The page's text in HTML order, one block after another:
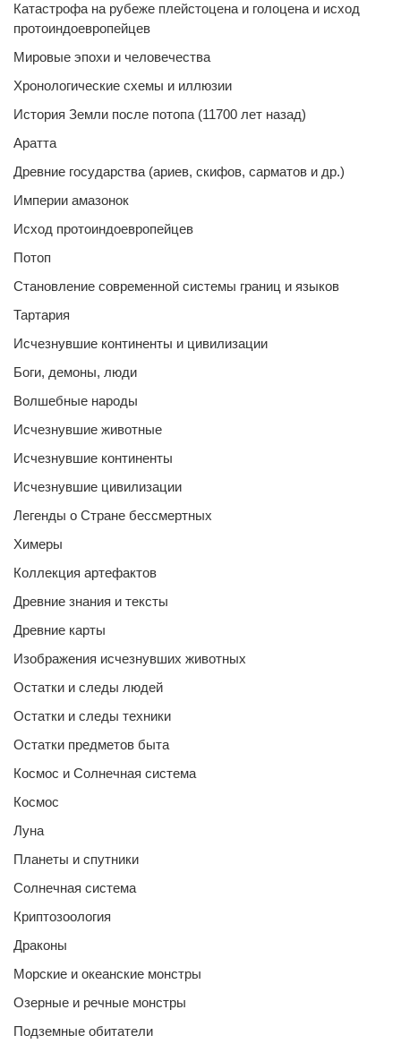
Катастрофа на рубеже плейстоцена и голоцена и исход
протоиндоевропейцев
Мировые эпохи и человечества
Хронологические схемы и иллюзии
История Земли после потопа (11700 лет назад)
Аратта
Древние государства (ариев, скифов, сарматов и др.)
Империи амазонок
Исход протоиндоевропейцев
Потоп
Становление современной системы границ и языков
Тартария
Исчезнувшие континенты и цивилизации
Боги, демоны, люди
Волшебные народы
Исчезнувшие животные
Исчезнувшие континенты
Исчезнувшие цивилизации
Легенды о Стране бессмертных
Химеры
Коллекция артефактов
Древние знания и тексты
Древние карты
Изображения исчезнувших животных
Остатки и следы людей
Остатки и следы техники
Остатки предметов быта
Космос и Солнечная система
Космос
Луна
Планеты и спутники
Солнечная система
Криптозоология
Драконы
Морские и океанские монстры
Озерные и речные монстры
Подземные обитатели